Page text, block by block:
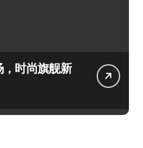
时尚旗舰新